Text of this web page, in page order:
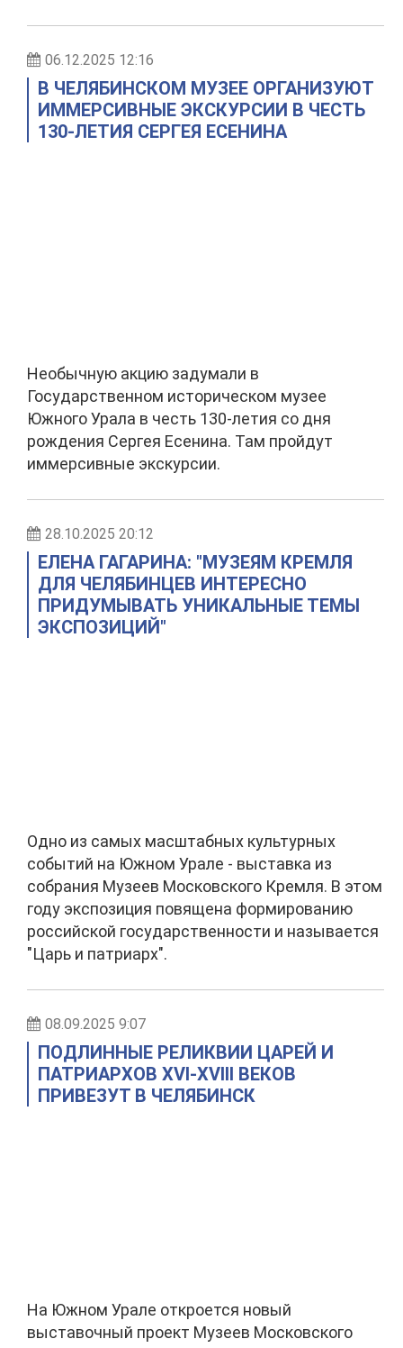
06.12.2025 12:16
В ЧЕЛЯБИНСКОМ МУЗЕЕ ОРГАНИЗУЮТ
ИММЕРСИВНЫЕ ЭКСКУРСИИ В ЧЕСТЬ
130-ЛЕТИЯ СЕРГЕЯ ЕСЕНИНА
Необычную акцию задумали в
Государственном историческом музее
Южного Урала в честь 130-летия со дня
рождения Сергея Есенина. Там пройдут
иммерсивные экскурсии.
28.10.2025 20:12
ЕЛЕНА ГАГАРИНА: "МУЗЕЯМ КРЕМЛЯ
ДЛЯ ЧЕЛЯБИНЦЕВ ИНТЕРЕСНО
ПРИДУМЫВАТЬ УНИКАЛЬНЫЕ ТЕМЫ
ЭКСПОЗИЦИЙ"
Одно из самых масштабных культурных
событий на Южном Урале - выставка из
собрания Музеев Московского Кремля. В этом
году экспозиция повящена формированию
российской государственности и называется
"Царь и патриарх".
08.09.2025 9:07
ПОДЛИННЫЕ РЕЛИКВИИ ЦАРЕЙ И
ПАТРИАРХОВ XVI-XVIII ВЕКОВ
ПРИВЕЗУТ В ЧЕЛЯБИНСК
На Южном Урале откроется новый
выставочный проект Музеев Московского